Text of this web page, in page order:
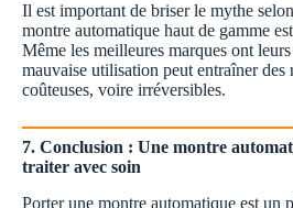
Il est important de briser le mythe
montre automatique haut de gamme
Même les meilleures marques ont
mauvaise utilisation peut entraîner des
coûteuses, voire irréversibles.
7. Conclusion : Une montre
traiter avec soin
Porter une montre automatique est un